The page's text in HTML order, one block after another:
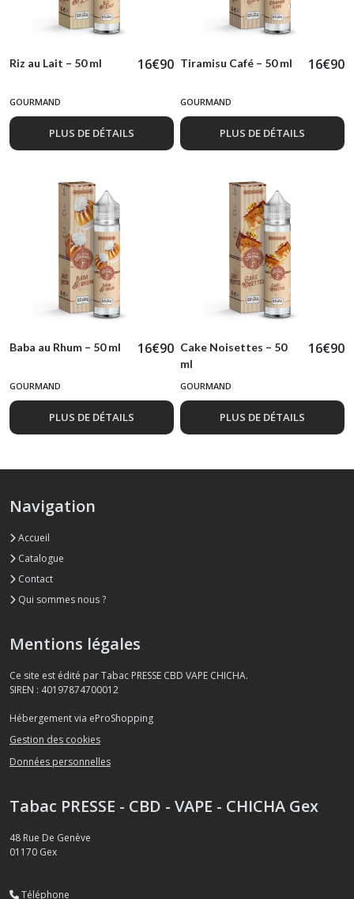
Riz au Lait – 50 ml 16€90
GOURMAND
PLUS DE DÉTAILS
Tiramisu Café – 50 ml 16€90
GOURMAND
PLUS DE DÉTAILS
Baba au Rhum – 50 ml 16€90
GOURMAND
PLUS DE DÉTAILS
Cake Noisettes – 50
ml
16€90
GOURMAND
PLUS DE DÉTAILS
Navigation
Accueil
Catalogue
Contact
Qui sommes nous ?
Mentions légales
Ce site est édité par Tabac PRESSE CBD VAPE CHICHA.
SIREN : 40197874700012
Hébergement via eProShopping
Gestion des cookies
Données personnelles
Tabac PRESSE - CBD - VAPE - CHICHA Gex
48 Rue De Genève
01170 Gex
Téléphone